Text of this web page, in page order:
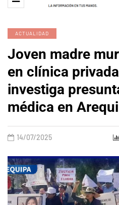
ACTUALIDAD
Joven madre
en clínica
investiga
médica en
14/07/2025